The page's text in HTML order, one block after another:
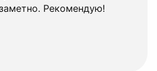
приехал вовремя.